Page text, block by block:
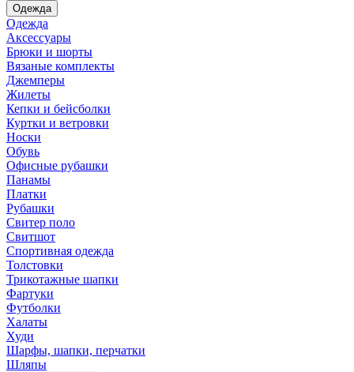
Одежда
Одежда
Аксессуары
Брюки и шорты
Вязаные комплекты
Джемперы
Жилеты
Кепки и бейсболки
Куртки и ветровки
Носки
Обувь
Офисные рубашки
Панамы
Платки
Рубашки
Свитер поло
Свитшот
Спортивная одежда
Толстовки
Трикотажные шапки
Фартуки
Футболки
Халаты
Худи
Шарфы, шапки, перчатки
Шляпы